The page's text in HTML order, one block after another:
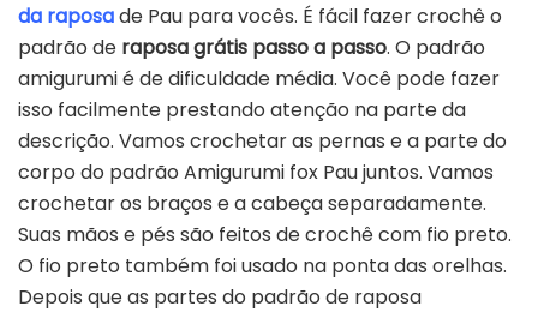
da raposade Pau para vocês. É fácil fazer crochê o
padrão de raposa grátis passo a passo. O padrão
amigurumi é de dificuldade média. Você pode fazer
isso facilmente prestando atenção na parte da
descrição. Vamos crochetar as pernas e a parte do
corpo do padrão Amigurumi fox Pau juntos. Vamos
crochetar os braços e a cabeça separadamente.
Suas mãos e pés são feitos de crochê com fio preto.
O fio preto também foi usado na ponta das orelhas.
Depois que as partes do padrão de raposa